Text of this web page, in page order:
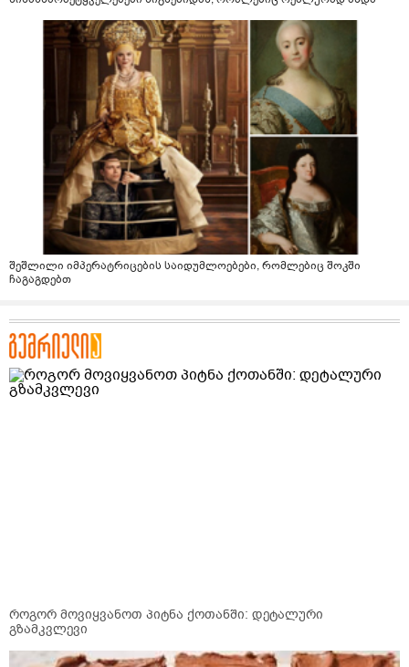
შეშლილი იმპერატრიცების საიდუმლოებები, რომლებიც შოკში
ჩაგაგდებთ
როგორ მოვიყვანოთ პიტნა ქოთანში: დეტალური
გზამკვლევი